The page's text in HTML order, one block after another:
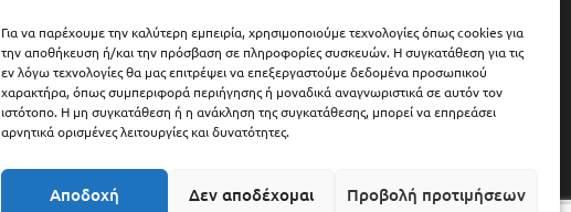
Για να παρέχουμε την καλύτερη εμπειρία, χρησιμοποιούμε τεχνολογίες όπως cookies για
την αποθήκευση ή/και την πρόσβαση σε πληροφορίες συσκευών. Η συγκατάθεση για τις
εν λόγω τεχνολογίες θα μας επιτρέψει να επεξεργαστούμε δεδομένα προσωπικού
χαρακτήρα, όπως συμπεριφορά περιήγησης ή μοναδικά αναγνωριστικά σε αυτόν τον
ιστότοπο. Η μη συγκατάθεση ή η ανάκληση της συγκατάθεσης, μπορεί να επηρεάσει
αρνητικά ορισμένες λειτουργίες και δυνατότητες.
Αποδοχή Δεν αποδέχομαι Προβολή προτιμήσεων